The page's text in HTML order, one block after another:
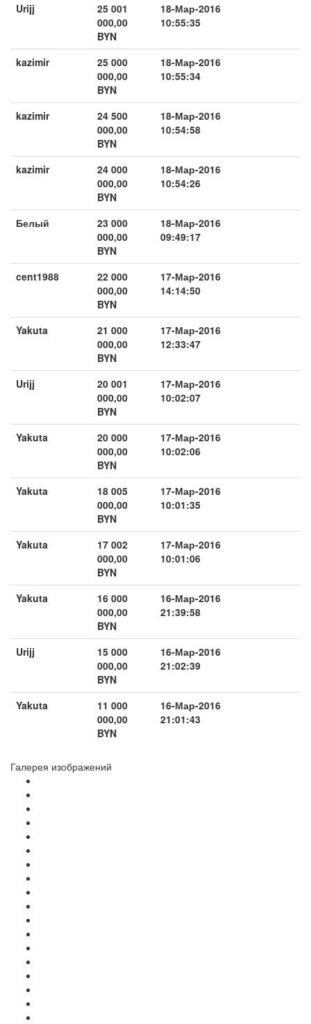
Urijj
25 001
000,00
BYN
18-Мар-2016
10:55:35
kazimir
25 000
000,00
BYN
18-Мар-2016
10:55:34
kazimir
24 500
000,00
BYN
18-Мар-2016
10:54:58
kazimir
24 000
000,00
BYN
18-Мар-2016
10:54:26
Белый
23 000
000,00
BYN
18-Мар-2016
09:49:17
cent1988
22 000
000,00
BYN
17-Мар-2016
14:14:50
Yakuta
21 000
000,00
BYN
17-Мар-2016
12:33:47
Urijj
20 001
000,00
BYN
17-Мар-2016
10:02:07
Yakuta
20 000
000,00
BYN
17-Мар-2016
10:02:06
Yakuta
18 005
000,00
BYN
17-Мар-2016
10:01:35
Yakuta
17 002
000,00
BYN
17-Мар-2016
10:01:06
Yakuta
16 000
000,00
BYN
16-Мар-2016
21:39:58
Urijj
15 000
000,00
BYN
16-Мар-2016
21:02:39
Yakuta
11 000
000,00
BYN
16-Мар-2016
21:01:43
Галерея изображений